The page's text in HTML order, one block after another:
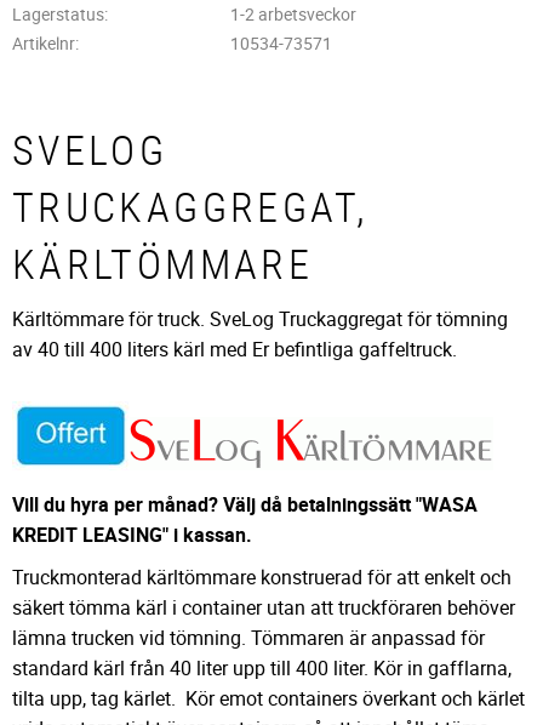
Lagerstatus
1-2 arbetsveckor
Artikelnr
10534-73571
SVELOG
TRUCKAGGREGAT,
KÄRLTÖMMARE
Kärltömmare för truck. SveLog Truckaggregat för tömning
av 40 till 400 liters kärl med Er befintliga gaffeltruck.
Vill du hyra per månad? Välj då betalningssätt "WASA
KREDIT LEASING" i kassan.
Truckmonterad kärltömmare konstruerad för att enkelt och
säkert tömma kärl i container utan att truckföraren behöver
lämna trucken vid tömning. Tömmaren är anpassad för
standard kärl från 40 liter upp till 400 liter. Kör in gafflarna,
tilta upp, tag kärlet. Kör emot containers överkant och kärlet